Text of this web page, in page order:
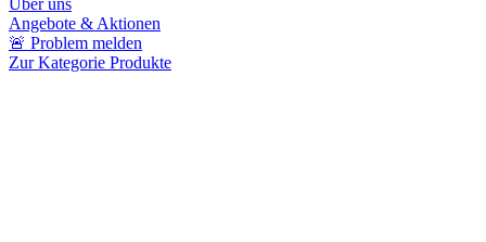
Angebote & Aktionen
🚨 Problem melden
Zur Kategorie Produkte